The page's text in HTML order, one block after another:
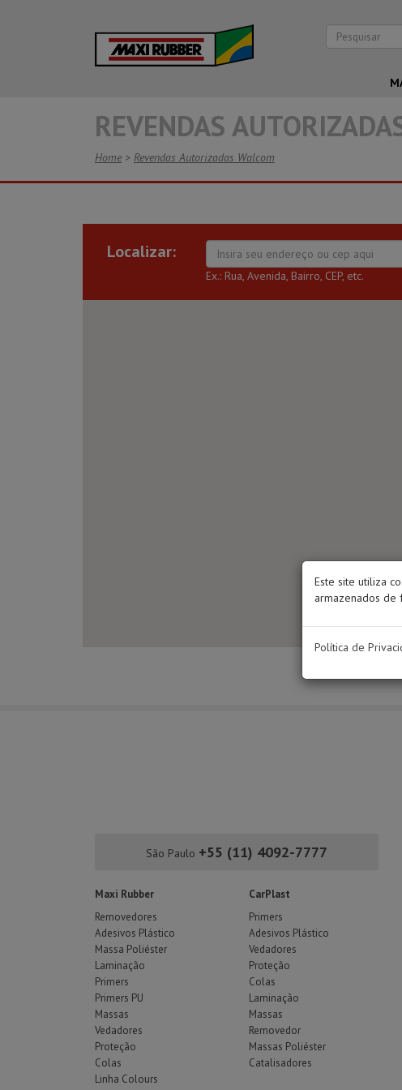
REVENDAS
Home > Revendas Autorizadas Walcom
Localizar:
Ex.: Rua, Avenida, Bairro, CEP, etc.
São Paulo +55 (11) 4092-7777
Maxi Rubber
Removedores
Adesivos Plástico
Massa Poliéster
Laminação
Primers
Primers PU
Massas
Vedadores
Proteção
Colas
Linha Colours
CarPlast
Primers
Adesivos Plástico
Vedadores
Proteção
Colas
Laminação
Massas
Removedor
Massas Poliéster
Catalisadores
Este site utiliza
armazenados de
Política de